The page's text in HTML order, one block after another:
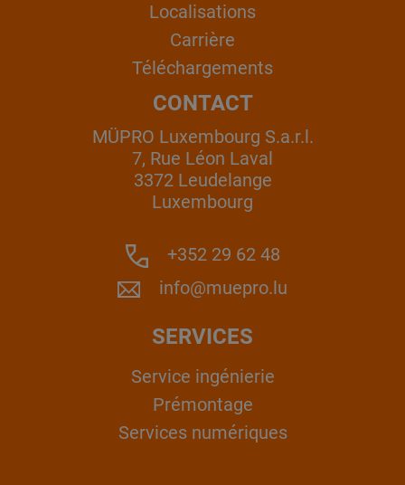
Localisations
Carrière
Téléchargements
CONTACT
MÜPRO Luxembourg S.a.r.l.
7, Rue Léon Laval
3372 Leudelange
Luxembourg
+352 29 62 48
info@muepro.lu
SERVICES
Service ingénierie
Prémontage
Services numériques